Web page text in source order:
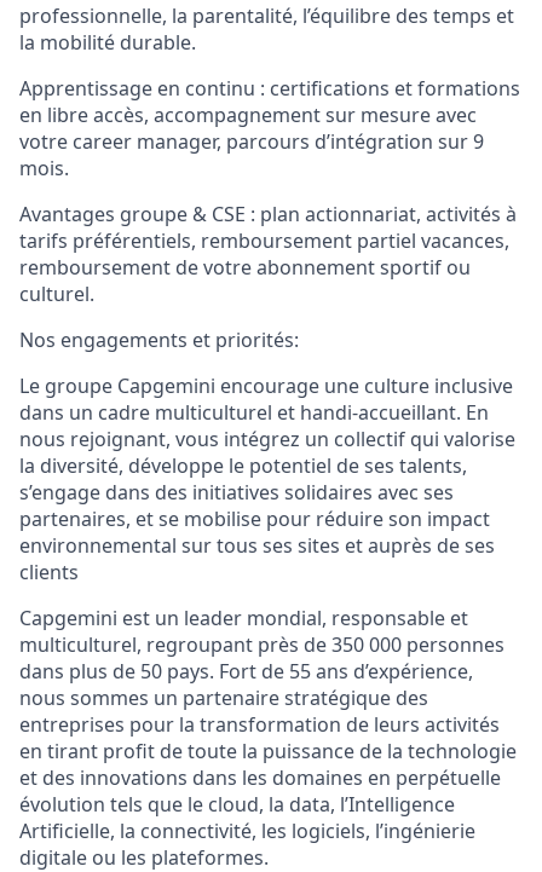
professionnelle, la parentalité, l’équilibre des temps et
la mobilité durable.
Apprentissage en continu : certifications et formations
en libre accès, accompagnement sur mesure avec
votre career manager, parcours d’intégration sur 9
mois.
Avantages groupe & CSE : plan actionnariat, activités à
tarifs préférentiels, remboursement partiel vacances,
remboursement de votre abonnement sportif ou
culturel.
Nos engagements et priorités:
Le groupe Capgemini encourage une culture inclusive
dans un cadre multiculturel et handi-accueillant. En
nous rejoignant, vous intégrez un collectif qui valorise
la diversité, développe le potentiel de ses talents,
s’engage dans des initiatives solidaires avec ses
partenaires, et se mobilise pour réduire son impact
environnemental sur tous ses sites et auprès de ses
clients
Capgemini est un leader mondial, responsable et
multiculturel, regroupant près de 350 000 personnes
dans plus de 50 pays. Fort de 55 ans d’expérience,
nous sommes un partenaire stratégique des
entreprises pour la transformation de leurs activités
en tirant profit de toute la puissance de la technologie
et des innovations dans les domaines en perpétuelle
évolution tels que le cloud, la data, l’Intelligence
Artificielle, la connectivité, les logiciels, l’ingénierie
digitale ou les plateformes.